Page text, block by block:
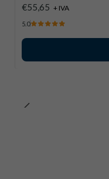
€55,65 + IVA
5.0